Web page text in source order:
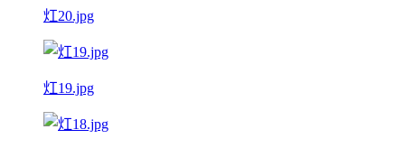
灴20.jpg
灴19.jpg